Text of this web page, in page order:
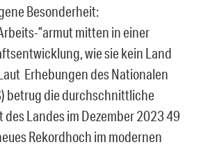
Besonderheit:
”armut mitten in einer
wie sie kein Land
Erhebungen des Nationalen
betrug die durchschnittliche
Landes im Dezember 2023 49
Rekordhoch im modernen